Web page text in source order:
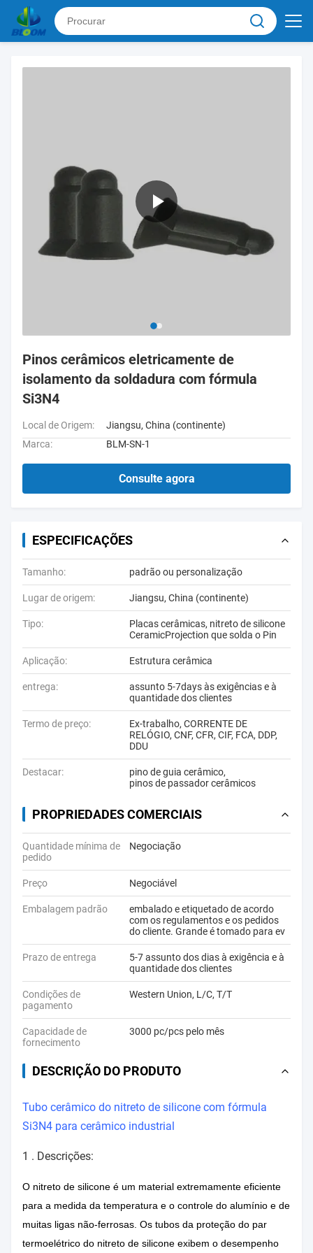
Pinos cerâmicos eletricamente de
isolamento da soldadura com fórmula
Si3N4
Local de Origem:
Jiangsu, China (continente)
Marca:
BLM-SN-1
Consulte agora
ESPECIFICAÇÕES
Tamanho: padrão ou personalização
Lugar de origem: Jiangsu, China (continente)
Tipo:
Placas cerâmicas, nitreto de silicone
CeramicProjection que solda o Pin
Aplicação: Estrutura cerâmica
entrega:
assunto 5-7days às exigências e à
quantidade dos clientes
Termo de preço:
Ex-trabalho, CORRENTE DE
RELÓGIO, CNF, CFR, CIF, FCA, DDP,
DDU
Destacar: pino de guia cerâmico,
pinos de passador cerâmicos
PROPRIEDADES COMERCIAIS
Quantidade mínima de
pedido
Negociação
Preço Negociável
Embalagem padrão
embalado e etiquetado de acordo
com os regulamentos e os pedidos
do cliente. Grande é tomado para ev
Prazo de entrega
5-7 assunto dos dias à exigência e à
quantidade dos clientes
Condições de
pagamento
Western Union, L/C, T/T
Capacidade de
fornecimento
3000 pc/pcs pelo mês
DESCRIÇÃO DO PRODUTO
Tubo cerâmico do nitreto de silicone com fórmula
Si3N4 para cerâmico industrial
1 . Descrições:
O nitreto de silicone é um material extremamente eficiente
para a medida da temperatura e o controle do alumínio e de
muitas ligas não-ferrosas. Os tubos da proteção do par
termoelétrico do nitreto de silicone exibem o desempenho